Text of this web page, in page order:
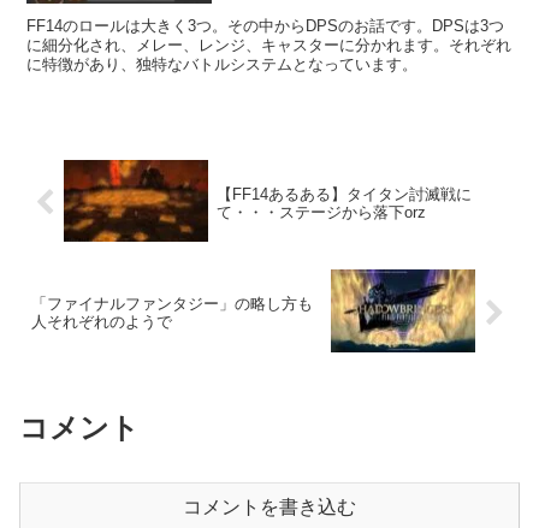
FF14のロールは大きく3つ。その中からDPSのお話です。DPSは3つ
に細分化され、メレー、レンジ、キャスターに分かれます。それぞれ
に特徴があり、独特なバトルシステムとなっています。
【FF14あるある】タイタン討滅戦に
て・・・ステージから落下orz
「ファイナルファンタジー」の略し方も
人それぞれのようで
コメント
コメントを書き込む